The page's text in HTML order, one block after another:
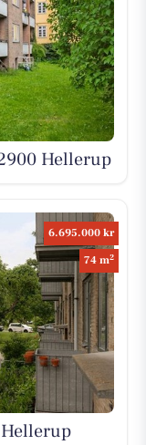
Hellerup
6.695.000 kr
74 m2